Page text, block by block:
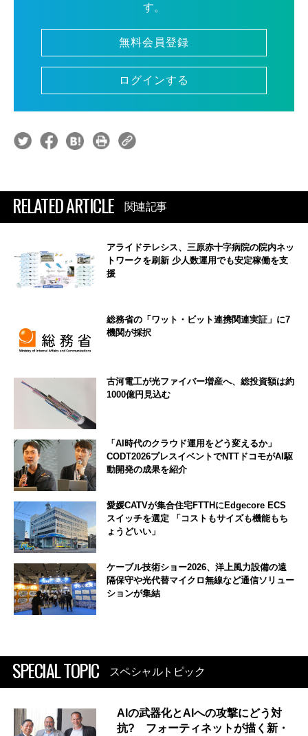
す。
無料会員登録
ログインする
RELATED ARTICLE 関連記事
アライドテレシス、三原赤十字病院の院内ネッ
トワークを刷新 少人数運用でも安定稼働を支
援
総務省の「ワット・ビット連携関連実証」に7
機関が採択
古河電工が光ファイバー増産へ、総投資額は約
1000億円見込む
「AI時代のクラウド運用をどう変えるか」
CODT2026プレスイベントでNTTドコモがAI駆
動開発の成果を紹介
愛媛CATVが集合住宅FTTHにEdgecore ECS
スイッチを選定 「コストもサイズも機能もち
ょうどいい」
ケーブル技術ショー2026、洋上風力設備の遠
隔保守や光代替マイクロ無線など通信ソリュー
ションが集結
SPECIAL TOPIC スペシャルトピック
AIの武器化とAIへの攻撃にどう対
抗? フォーティネットが描く新・